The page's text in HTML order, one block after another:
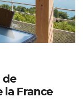
de
la France